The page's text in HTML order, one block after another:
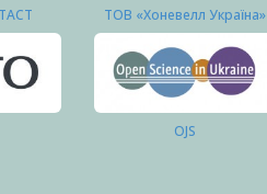
ТОВ «Хоневелл Україна»
OJS